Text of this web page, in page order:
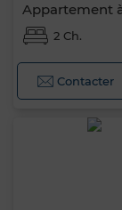
Appartement
2 Ch.
Contacter